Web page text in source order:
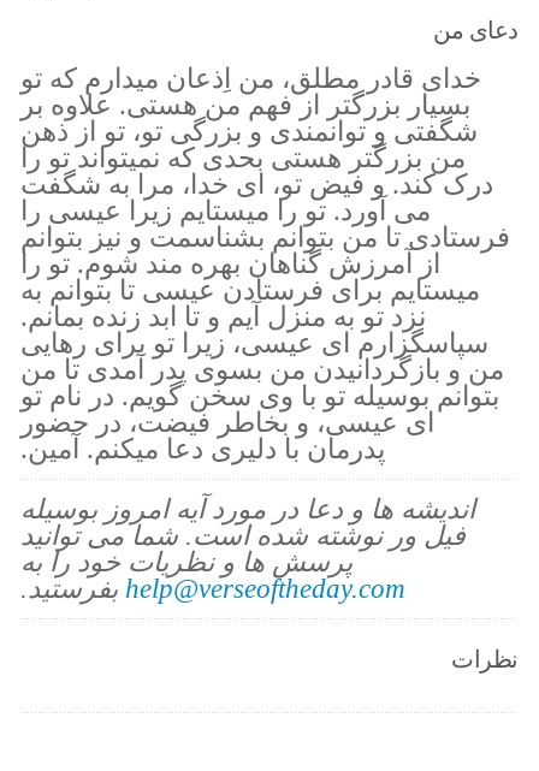
دعای من
خدای قادر مطلق، من اِذعان میدارم که تو
بسیار بزرگتر از فهم من هستی. علاوه بر
شگفتی و توانمندی و بزرگی تو، تو از ذهن
من بزرگتر هستی بحدی که نمیتواند تو را
درک کند. و فیض تو، ای خدا، مرا به شگفت
می آورد. تو را میستایم زیرا عیسی را
فرستادی تا من بتوانم بشناسمت و نیز بتوانم
از آمرزش گناهان بهره مند شوم. تو را
میستایم برای فرستادن عیسی تا بتوانم به
نزد تو به منزل آیم و تا ابد زنده بمانم.
سپاسگزارم ای عیسی، زیرا تو برای رهایی
من و بازگردانیدن من بسوی پدر آمدی تا من
بتوانم بوسیله تو با وی سخن گویم. در نام تو
ای عیسی، و بخاطر فیضت، در حضور
پدرمان با دلیری دعا میکنم. آمین.
اندیشه ها و دعا در مورد آیه امروز بوسیله
فیل ور نوشته شده است. شما می توانید
پرسش ها و نظریات خود را به
help@verseoftheday.com بفرستید.
نظرات